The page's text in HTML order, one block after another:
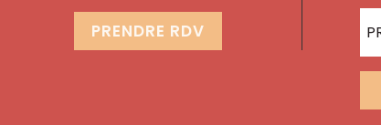
PRENDRE RDV